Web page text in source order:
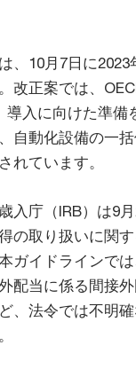
、10月7日に
改正案では、
導入に向けた準備
自動化設備の一
れています。
入庁（IRB）は9
の取り扱いに関
ガイドラインで
配当に係る間接
、法令では不明